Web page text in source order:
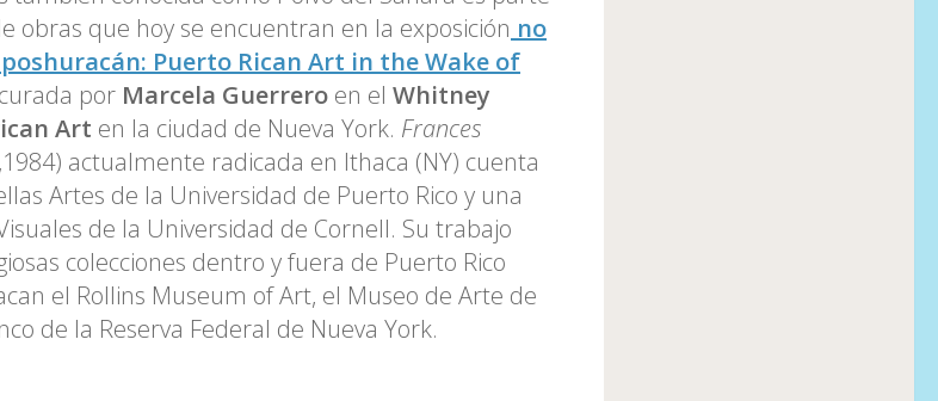
obras que hoy se encuentran en la exposición no
Puerto Rican Art in the Wake of
curada por Marcela Guerrero en el Whitney
Art en la ciudad de Nueva York. Frances
actualmente radicada en Ithaca (NY) cuenta
Artes de la Universidad de Puerto Rico y una
de la Universidad de Cornell. Su trabajo
colecciones dentro y fuera de Puerto Rico
el Rollins Museum of Art, el Museo de Arte de
de la Reserva Federal de Nueva York.